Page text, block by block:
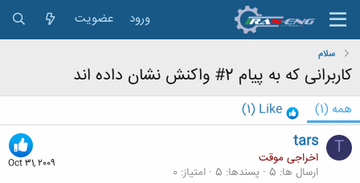
ورود عضویت
سلام
کاربرانی که به پیام 2# واکنش نشان داده اند
همه (1)
Like
(1)
T
Oct 31, 2009
tars
اخراجی موقت
ارسال ها 5 پسندها 5 امتیاز 0